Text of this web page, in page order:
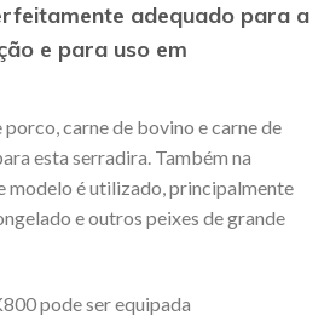
adequado para a
e para uso em
porco, carne de bovino e carne de
esta serradira. Também na
modelo é utilizado, principalmente
e outros peixes de grande
pode ser equipada